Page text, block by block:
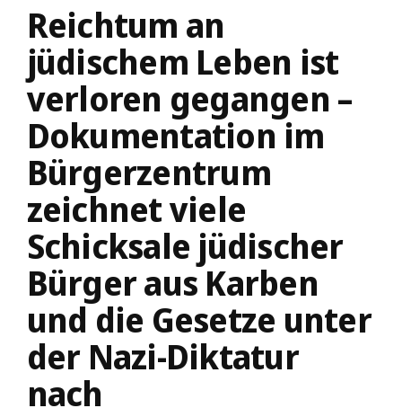
Reichtum an
jüdischem Leben ist
verloren gegangen –
Dokumentation im
Bürgerzentrum
zeichnet viele
Schicksale jüdischer
Bürger aus Karben
und die Gesetze unter
der Nazi-Diktatur
nach